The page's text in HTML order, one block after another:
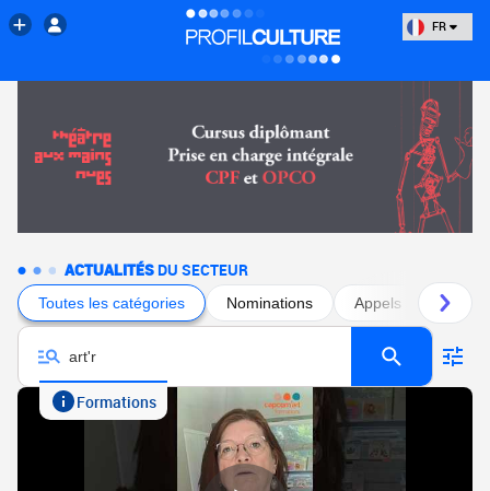
FR
ACTUALITÉS DU SECTEUR
Toutes les catégories Nominations Appels à projets
Formations